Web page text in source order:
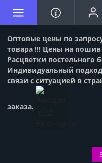
Оптовые цены по
товара !!! Цены на пошив
Расцветки постельного
Индивидуальный
связи с ситуацией в
заказа.